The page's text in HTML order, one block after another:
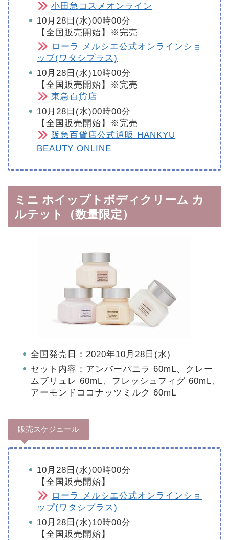
小田急コスメオンライン
10月28日(水)00時00分
【全国販売開始】※完売
ローラ メルシエ公式オンラインショ
ップ(ワタシプラス)
10月28日(水)10時00分
【全国販売開始】※完売
東急百貨店
10月28日(水)00時00分
【全国販売開始】※完売
阪急百貨店公式通販 HANKYU
BEAUTY ONLINE
ミニ ホイップトボディクリーム カ
ルテット（数量限定）
全国発売日：2020年10月28日(水)
セット内容：アンバーバニラ 60mL、クレー
ムブリュレ 60mL、フレッシュフィグ 60mL、
アーモンドココナッツミルク 60mL
販売スケジュール
10月28日(水)00時00分
【全国販売開始】
ローラ メルシエ公式オンラインショ
ップ(ワタシプラス)
10月28日(水)10時00分
【全国販売開始】